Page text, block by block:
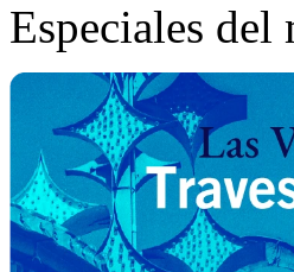
Especiales del